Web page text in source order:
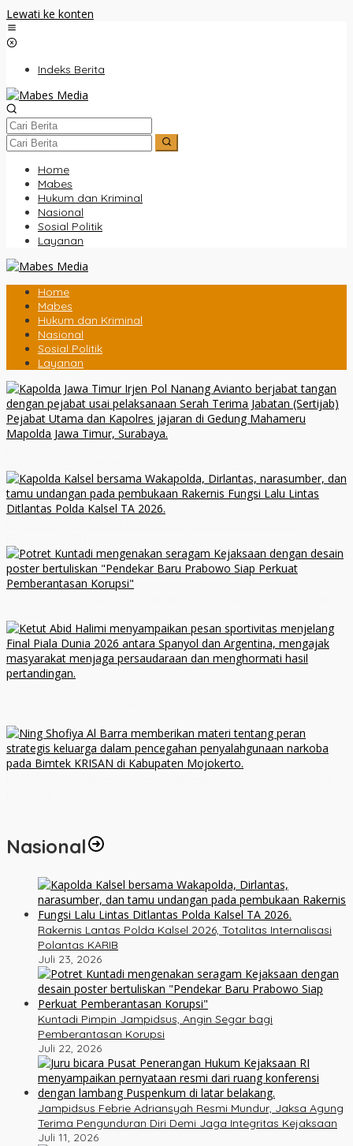
Lewati ke konten
Indeks Berita
Home
Mabes
Hukum dan Kriminal
Nasional
Sosial Politik
Layanan
Home
Mabes
Hukum dan Kriminal
Nasional
Sosial Politik
Layanan
Nasional
Rakernis Lantas Polda Kalsel 2026, Totalitas Internalisasi
Polantas KARIB
Juli 23, 2026
Kuntadi Pimpin Jampidsus, Angin Segar bagi
Pemberantasan Korupsi
Juli 22, 2026
Jampidsus Febrie Adriansyah Resmi Mundur, Jaksa Agung
Terima Pengunduran Diri Demi Jaga Integritas Kejaksaan
Juli 11, 2026